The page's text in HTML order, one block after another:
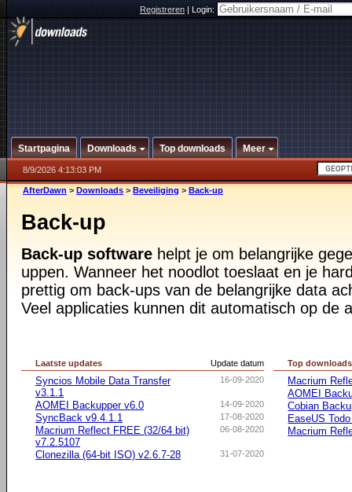
Registreren|Login:
Startpagina Downloads Top downloads Meer
8/9/2026 4:13:03 PM
AfterDawn > Downloads > Beveiliging > Back-up
Back-up
Back-up software helpt je om belangrijke
uppen. Wanneer het noodlot toeslaat en je
prettig om back-ups van de belangrijke data
Veel applicaties kunnen dit automatisch op de
Update datum
Laatste updates
16-09-2020
Syncios Mobile Data Transfer
v3.1.1
14-09-2020
AOMEI Backupper v6.0
17-08-2020
SyncBack v9.4.1.1
06-08-2020
Macrium Reflect FREE (32/64 bit)
v7.2.5107
31-07-2020
Clonezilla (64-bit ISO) v2.6.7-28
Top downloads
Macrium
AOMEI
Cobian
EaseUS
Macrium